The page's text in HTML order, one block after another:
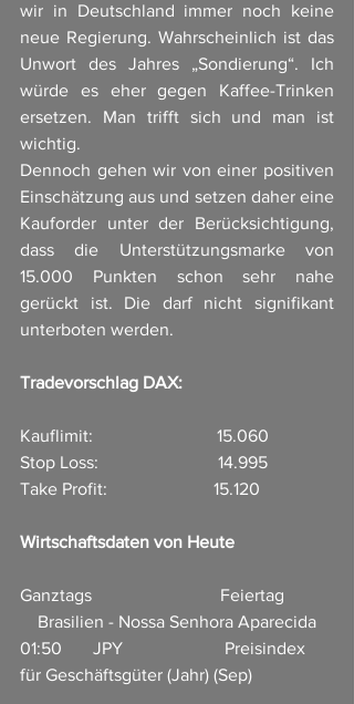
wir in Deutschland immer noch keine
neue Regierung. Wahrscheinlich ist das
Unwort des Jahres „Sondierung“. Ich
würde es eher gegen Kaffee-Trinken
ersetzen. Man trifft sich und man ist
wichtig.
Dennoch gehen wir von einer positiven
Einschätzung aus und setzen daher eine
Kauforder unter der Berücksichtigung,
dass die Unterstützungsmarke von
15.000 Punkten schon sehr nahe
gerückt ist. Die darf nicht signifikant
unterboten werden.
Tradevorschlag DAX:
Kauflimit:                            15.060
Stop Loss:                           14.995
Take Profit:                        15.120
Wirtschaftsdaten von Heute
Ganztags                             Feiertag
    Brasilien - Nossa Senhora Aparecida
01:50       JPY                       Preisindex
für Geschäftsgüter (Jahr) (Sep)